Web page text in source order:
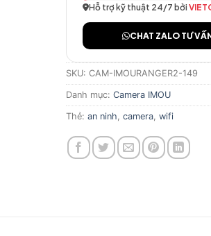
Hỗ trợ kỹ thuật 24/7 bởi
CHAT ZALO TƯ
SKU: CAM-IMOURANGER2-149
Danh mục: Camera IMOU
Thẻ: an ninh, camera, wifi